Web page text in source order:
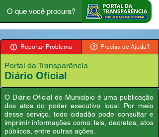
Reportar Problema Precisa de Ajuda?
Portal da Transparência
Diário Oficial
O Diário Oficial do Município é uma publicação
dos atos do poder executivo local. Por meio
desse serviço, todo cidadão pode consultar e
imprimir informações como: leis, decretos, atos
públicos, entre outras ações.